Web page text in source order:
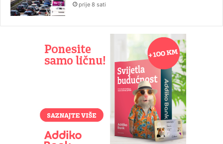
prije 8 sati